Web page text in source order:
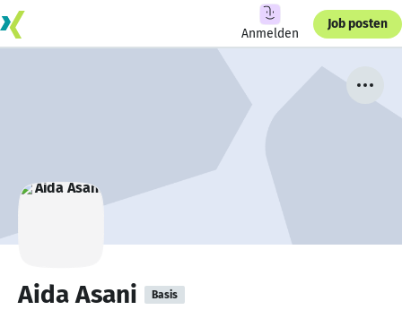
Anmelden
Job posten
Aida Asani Basis